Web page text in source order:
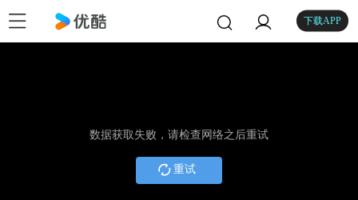
下载APP
数据获取失败，请检查网络之后重试
重试